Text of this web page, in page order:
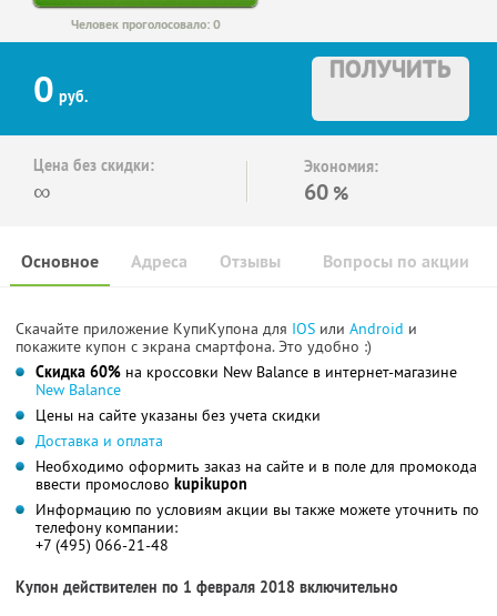
Человек проголосовало: 0
0 руб.
ПОЛУЧИТЬ
Цена без скидки:
∞
Экономия:
60 %
Основное Отзывы Вопросы по акции
Адреса
Скачайте приложение КупиКупона для IOS или Android и
покажите купон с экрана смартфона. Это удобно :)
Скидка 60% на кроссовки New Balance в интернет-магазине
New Balance
Цены на сайте указаны без учета скидки
Доставка и оплата
Необходимо оформить заказ на сайте и в поле для промокода
ввести промослово kupikupon
Информацию по условиям акции вы также можете уточнить по
телефону компании:
+7 (495) 066-21-48
Купон действителен по 1 февраля 2018 включительно